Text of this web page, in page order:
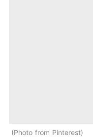
Photo from Pinterest